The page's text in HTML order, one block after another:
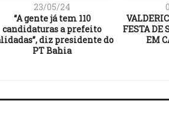
23/05/24
“A gente já tem 110
candidaturas a prefeito
diz presidente do
PT Bahia
FESTA DE
EM